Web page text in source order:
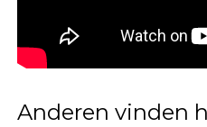
Anderen vinden